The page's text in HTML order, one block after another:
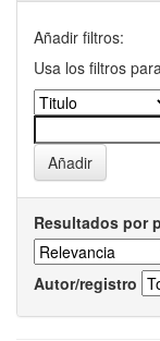
Añadir filtros:
Usa los filtros
Resultados por
Autor/registro